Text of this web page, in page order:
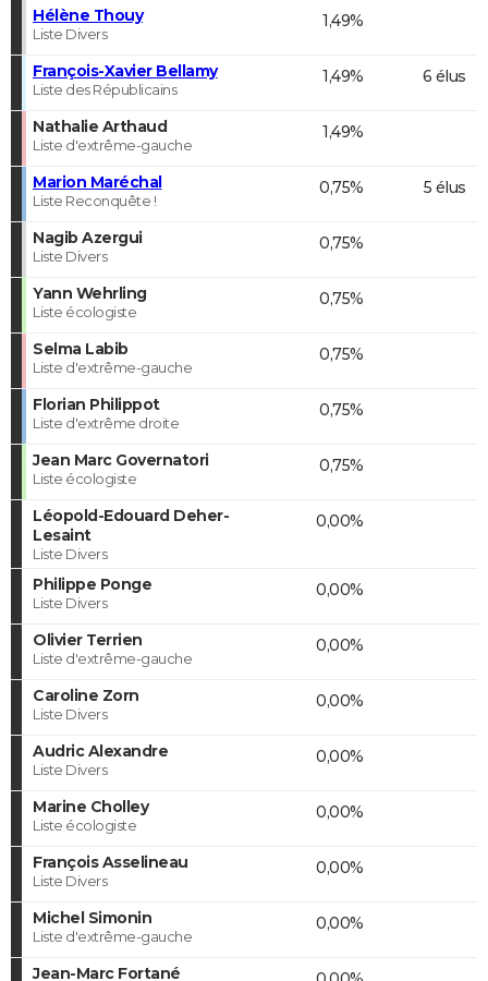
Hélène Thouy
Liste Divers
1,49%
François-Xavier Bellamy
Liste des Républicains
1,49% 6 élus
Nathalie Arthaud
Liste d'extrême-gauche
1,49%
Marion Maréchal
Liste Reconquête !
0,75% 5 élus
Nagib Azergui
Liste Divers
0,75%
Yann Wehrling
Liste écologiste
0,75%
Selma Labib
Liste d'extrême-gauche
0,75%
Florian Philippot
Liste d'extrême droite
0,75%
Jean Marc Governatori
Liste écologiste
0,75%
Léopold-Edouard Deher-
Lesaint
Liste Divers
0,00%
Philippe Ponge
Liste Divers
0,00%
Olivier Terrien
Liste d'extrême-gauche
0,00%
Caroline Zorn
Liste Divers
0,00%
Audric Alexandre
Liste Divers
0,00%
Marine Cholley
Liste écologiste
0,00%
François Asselineau
Liste Divers
0,00%
Michel Simonin
Liste d'extrême-gauche
0,00%
Jean-Marc Fortané